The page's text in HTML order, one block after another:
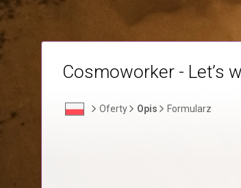
Cosmoworker - Let’s
Oferty Opis Formularz